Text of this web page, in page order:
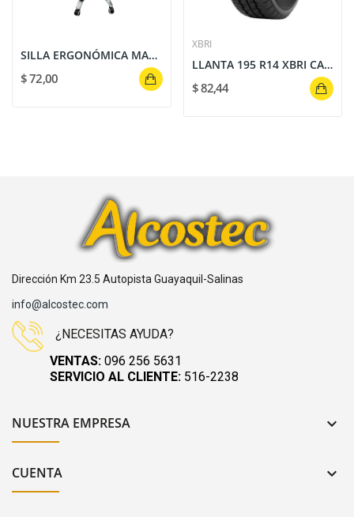
SILLA ERGONÓMICA MALLA GRIS CON CABECERA Y BRAZOS
$ 72,00
XBRI
LLANTA 195 R14 XBRI CARGOPLUS 106/104R
$ 82,44
Dirección Km 23.5 Autopista Guayaquil-Salinas
info@alcostec.com
¿NECESITAS AYUDA?
VENTAS: 096 256 5631
SERVICIO AL CLIENTE: 516-2238
NUESTRA EMPRESA 
CUENTA 